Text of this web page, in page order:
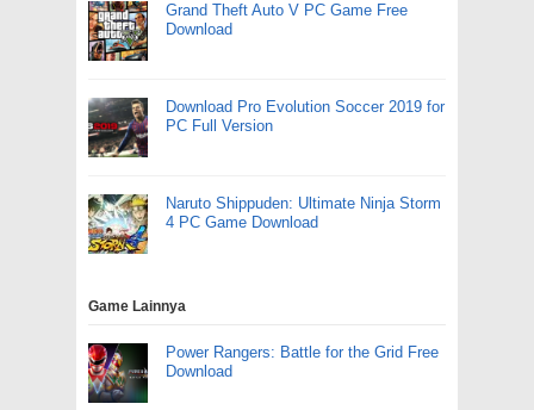
Grand Theft Auto V PC Game Free
Download
Download Pro Evolution Soccer 2019 for
PC Full Version
Naruto Shippuden: Ultimate Ninja Storm
4 PC Game Download
Game Lainnya
Power Rangers: Battle for the Grid Free
Download